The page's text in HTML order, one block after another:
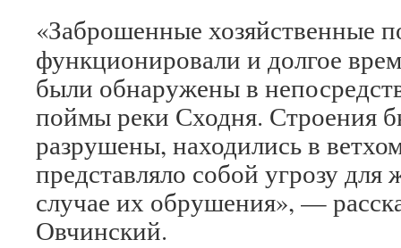
«Заброшенные хозяйственные
функционировали и долгое
были обнаружены в
поймы реки Сходня. Строения
разрушены, находились в
представляло собой угрозу для
случае их обрушения», —
Овчинский.